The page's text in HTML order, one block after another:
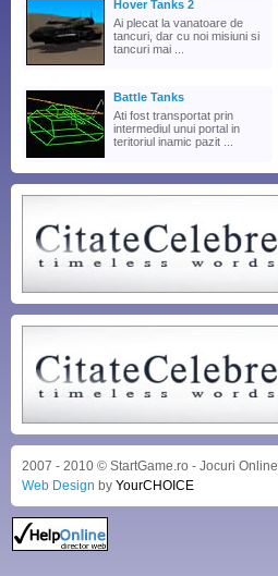
Hover Tanks 2
Ai plecat la vanatoare de
tancuri, dar cu noi misiuni si
tancuri mai ...
Battle Tanks
Ati fost transportat prin
intermediul unui portal in
teritoriul inamic pazit ...
2007 - 2010 © StartGame.ro - Jocuri Online
Web Design by YourCHOICE